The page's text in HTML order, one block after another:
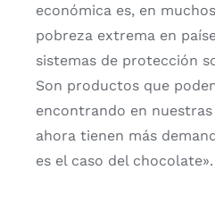
económica es, en
pobreza extrema en
sistemas de protección
Son productos que
encontrando en
ahora tienen más
es el caso del chocolate».